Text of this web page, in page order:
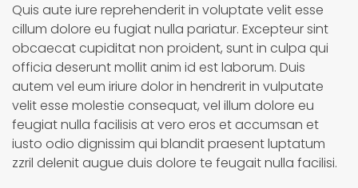
Quis aute iure reprehenderit in voluptate velit esse
cillum dolore eu fugiat nulla pariatur. Excepteur sint
obcaecat cupiditat non proident, sunt in culpa qui
officia deserunt mollit anim id est laborum. Duis
autem vel eum iriure dolor in hendrerit in vulputate
velit esse molestie consequat, vel illum dolore eu
feugiat nulla facilisis at vero eros et accumsan et
iusto odio dignissim qui blandit praesent luptatum
zzril delenit augue duis dolore te feugait nulla facilisi.